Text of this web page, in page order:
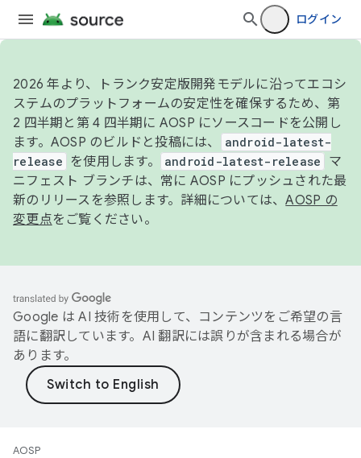
ログイン
2026 年より、トランク安定版開発モデルに沿ってエコシ
ステムのプラットフォームの安定性を確保するため、第
2 四半期と第 4 四半期に AOSP にソースコードを公開し
ます。AOSP のビルドと投稿には、
android-latest-
release
を使用します。 android-latest-release
マ
ニフェスト ブランチは、常に AOSP にプッシュされた最
新のリリースを参照します。詳細については、AOSP の
変更点をご覧ください。
Google は AI 技術を使用して、コンテンツをご希望の言
語に翻訳しています。AI 翻訳には誤りが含まれる場合が
あります。
AOSP